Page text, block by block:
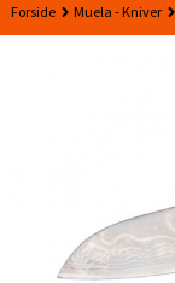
Forside Muela - Kniver